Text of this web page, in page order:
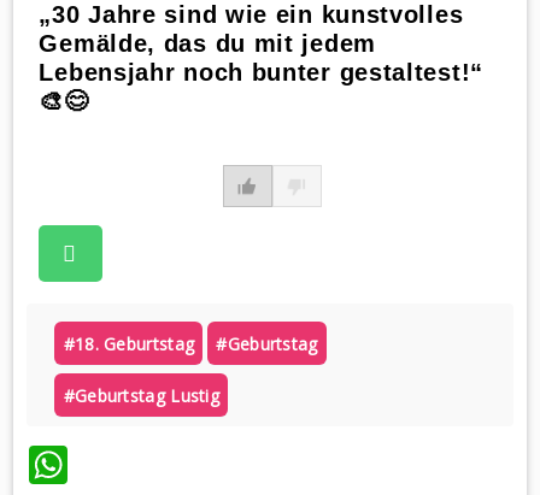
„30 Jahre sind wie ein kunstvolles
Gemälde, das du mit jedem
Lebensjahr noch bunter gestaltest!“
🎨😊
#18. Geburtstag #geburtstag
#geburtstag Lustig
WhatsApp